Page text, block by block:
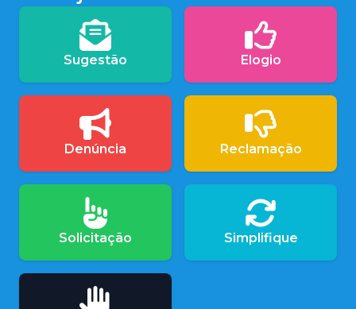
Sugestão Elogio
Denúncia Reclamação
Solicitação Simplifique